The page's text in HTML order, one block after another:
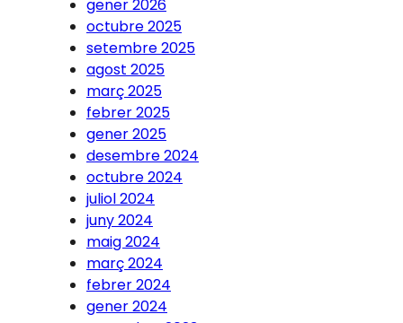
gener 2026
octubre 2025
setembre 2025
agost 2025
març 2025
febrer 2025
gener 2025
desembre 2024
octubre 2024
juliol 2024
juny 2024
maig 2024
març 2024
febrer 2024
gener 2024